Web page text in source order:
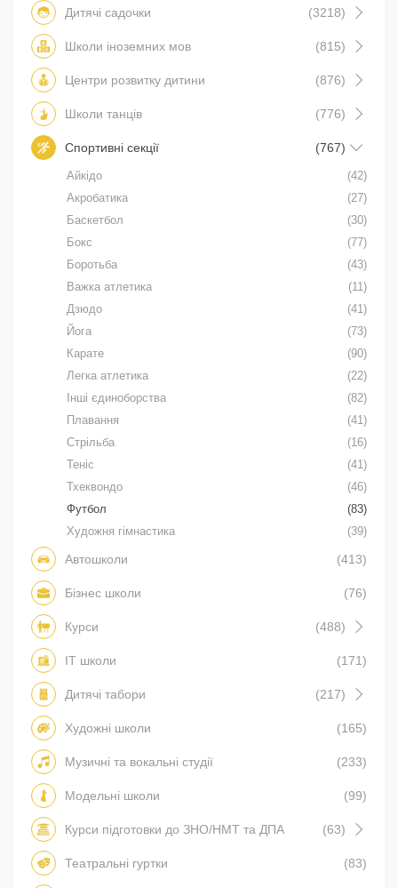
Дитячі садочки (3218)
Школи іноземних мов (815)
Центри розвитку дитини (876)
Школи танців (776)
Спортивні секції (767)
Айкідо
(42)
Акробатика
(27)
Баскетбол
(30)
Бокс
(77)
Боротьба
(43)
Важка атлетика
(11)
Дзюдо
(41)
Йога
(73)
Карате
(90)
Легка атлетика
(22)
Інші єдиноборства
(82)
Плавання
(41)
Стрільба
(16)
Теніс
(41)
Тхеквондо
(46)
Футбол
(83)
Художня гімнастика
(39)
Автошколи (413)
Бізнес школи (76)
Курси (488)
IT школи (171)
Дитячі табори (217)
Художні школи (165)
Музичні та вокальні студії (233)
Модельні школи (99)
Курси підготовки до ЗНО/НМТ та ДПА (63)
Театральні гуртки (83)